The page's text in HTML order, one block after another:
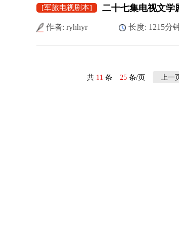
[军旅电视剧本]
作者: ryhhyr 长度: 1215分
共 11 条 25 条/页 上一